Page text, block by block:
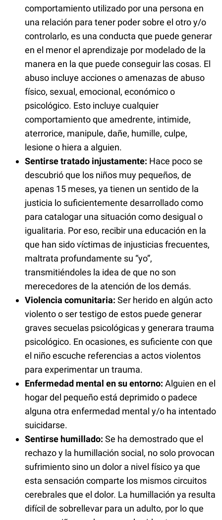
comportamiento utilizado por una persona en
una relación para tener poder sobre el otro y/o
controlarlo, es una conducta que puede generar
en el menor el aprendizaje por modelado de la
manera en la que puede conseguir las cosas. El
abuso incluye acciones o amenazas de abuso
físico, sexual, emocional, económico o
psicológico. Esto incluye cualquier
comportamiento que amedrente, intimide,
aterrorice, manipule, dañe, humille, culpe,
lesione o hiera a alguien.
Sentirse tratado injustamente: Hace poco se
descubrió que los niños muy pequeños, de
apenas 15 meses, ya tienen un sentido de la
justicia lo suficientemente desarrollado como
para catalogar una situación como desigual o
igualitaria. Por eso, recibir una educación en la
que han sido víctimas de injusticias frecuentes,
maltrata profundamente su “yo”,
transmitiéndoles la idea de que no son
merecedores de la atención de los demás.
Violencia comunitaria: Ser herido en algún acto
violento o ser testigo de estos puede generar
graves secuelas psicológicas y generara trauma
psicológico. En ocasiones, es suficiente con que
el niño escuche referencias a actos violentos
para experimentar un trauma.
Enfermedad mental en su entorno: Alguien en el
hogar del pequeño está deprimido o padece
alguna otra enfermedad mental y/o ha intentado
suicidarse.
Sentirse humillado: Se ha demostrado que el
rechazo y la humillación social, no solo provocan
sufrimiento sino un dolor a nivel físico ya que
esta sensación comparte los mismos circuitos
cerebrales que el dolor. La humillación ya resulta
difícil de sobrellevar para un adulto, por lo que